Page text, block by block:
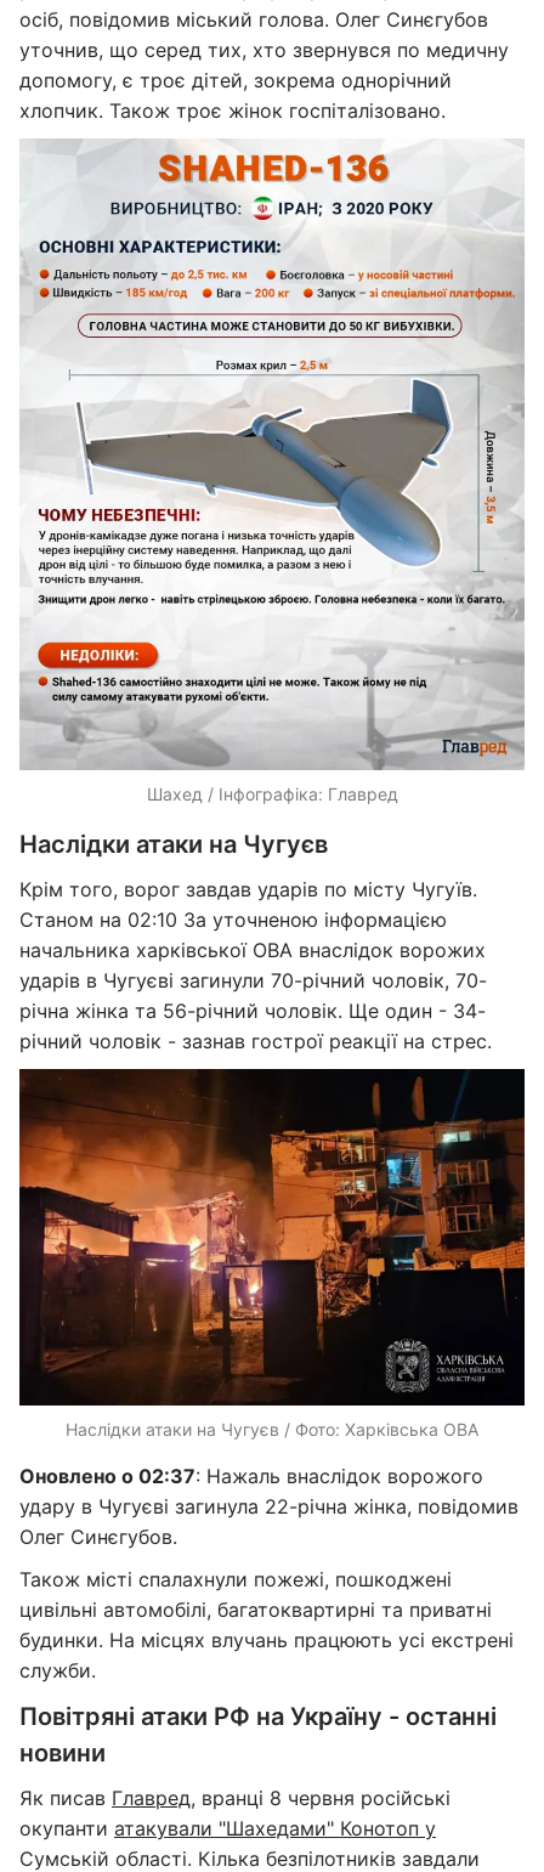
осіб, повідомив міський голова. Олег Синєгубов
уточнив, що серед тих, хто звернувся по медичну
допомогу, є троє дітей, зокрема однорічний
хлопчик. Також троє жінок госпіталізовано.
Шахед / Інфографіка: Главред
Наслідки атаки на Чугуєв
Крім того, ворог завдав ударів по місту Чугуїв.
Станом на 02:10 За уточненою інформацією
начальника харківської ОВА внаслідок ворожих
ударів в Чугуєві загинули 70-річний чоловік, 70-
річна жінка та 56-річний чоловік. Ще один - 34-
річний чоловік - зазнав гострої реакції на стрес.
Наслідки атаки на Чугуєв / Фото: Харківська ОВА
Оновлено о 02:37: Нажаль внаслідок ворожого
удару в Чугуєві загинула 22-річна жінка, повідомив
Олег Синєгубов.
Також місті спалахнули пожежі, пошкоджені
цивільні автомобілі, багатоквартирні та приватні
будинки. На місцях влучань працюють усі екстрені
служби.
Повітряні атаки РФ на Україну - останні
новини
Як писав Главред, вранці 8 червня російські
окупанти атакували "Шахедами" Конотоп у
Сумській області. Кілька безпілотників завдали